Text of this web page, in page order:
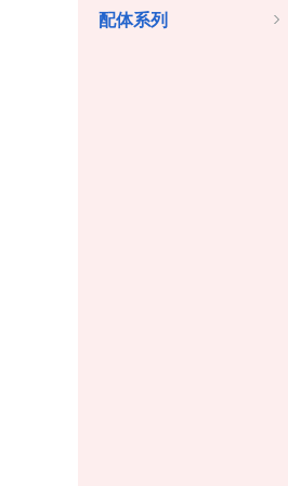
配体系列